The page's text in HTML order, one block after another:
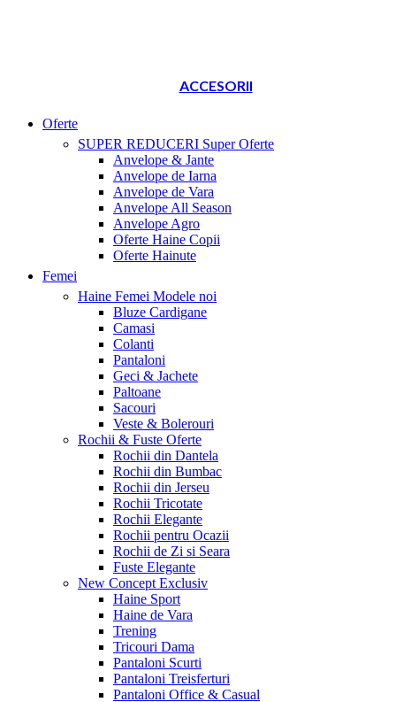
ACCESORII
Oferte
SUPER REDUCERI Super Oferte
Anvelope & Jante
Anvelope de Iarna
Anvelope de Vara
Anvelope All Season
Anvelope Agro
Oferte Haine Copii
Oferte Hainute
Femei
Haine Femei Modele noi
Bluze Cardigane
Camasi
Colanti
Pantaloni
Geci & Jachete
Paltoane
Sacouri
Veste & Bolerouri
Rochii & Fuste Oferte
Rochii din Dantela
Rochii din Bumbac
Rochii din Jerseu
Rochii Tricotate
Rochii Elegante
Rochii pentru Ocazii
Rochii de Zi si Seara
Fuste Elegante
New Concept Exclusiv
Haine Sport
Haine de Vara
Trening
Tricouri Dama
Pantaloni Scurti
Pantaloni Treisferturi
Pantaloni Office & Casual